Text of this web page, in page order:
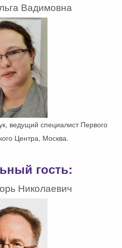
Вадимовна
ведущий специалист Первого
Центра, Москва.
гость:
Николаевич